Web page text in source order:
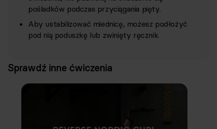
pośladków podczas przyciągania pięty.
Aby ustabilizować miednicę, możesz podłożyć
pod nią poduszkę lub zwinięty ręcznik.
Sprawdź inne ćwiczenia